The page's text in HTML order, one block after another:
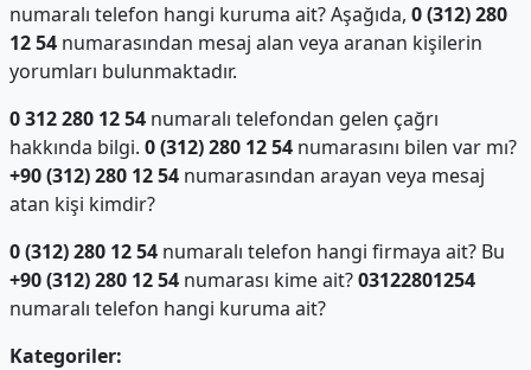
numaralı telefon hangi kuruma ait? Aşağıda, 0 (312) 280
12 54numarasından mesaj alan veya aranan kişilerin
yorumları bulunmaktadır.
0 312 280 12 54numaralı telefondan gelen çağrı
hakkında bilgi. 0 (312) 280 12 54numarasını bilen var mı?
+90 (312) 280 12 54numarasından arayan veya mesaj
atan kişi kimdir?
0 (312) 280 12 54numaralı telefon hangi firmaya ait? Bu
+90 (312) 280 12 54numarası kime ait?03122801254
numaralı telefon hangi kuruma ait?
Kategoriler: